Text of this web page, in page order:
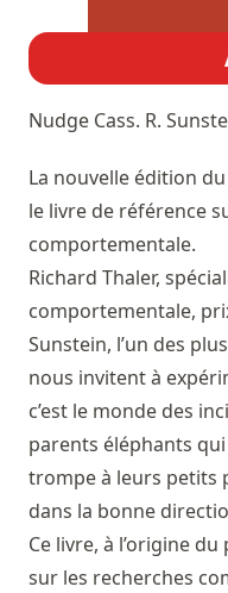
Nudge Cass. R.
La nouvelle édition
le livre de référence
comportementale.
Richard Thaler,
comportementale,
Sunstein, l’un des
nous invitent à
c’est le monde des
parents éléphants
trompe à leurs petits
dans la bonne
Ce livre, à l’origine
sur les recherches